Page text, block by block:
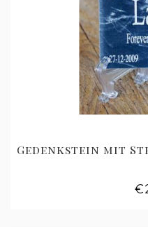
Gedenkstein mit